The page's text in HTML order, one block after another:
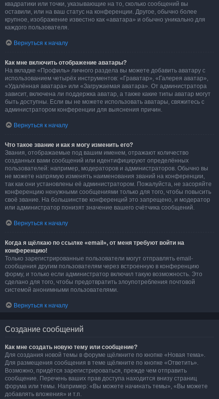
квадратики или точки, указывающие на то, сколько сообщений вы
оставили, или на ваш статус на конференции. Другое, обычно более
крупное, изображение известно как «аватара» и обычно уникально для
каждого пользователя.
Вернуться к началу
Как мне включить отображение аватары?
На вкладке «Профиль» личного раздела вы можете добавить аватару с
использованием четырёх инструментов: «Граватар», «Галерея аватар»,
«Удалённая аватара» или «Загружаемая аватара». От администратора
зависит, включена ли поддержка аватар, а также какие типы аватар могут
быть доступны. Если вы не можете использовать аватары, свяжитесь с
администратором конференции для выяснения причин.
Вернуться к началу
Что такое звание и как я могу изменить его?
Звания, отображаемые под вашим именем, отражают количество
созданных вами сообщений или идентифицируют определённых
пользователей: например, модераторов и администраторов. Обычно вы
не можете напрямую изменять наименования званий на конференции,
так как они установлены её администратором. Пожалуйста, не засоряйте
конференцию ненужными сообщениями только для того, чтобы повысить
своё звание. На большинстве конференций это запрещено, и модератор
или администратор понизят значение вашего счётчика сообщений.
Вернуться к началу
Когда я щёлкаю по ссылке «email», от меня требуют войти на
конференцию!
Только зарегистрированные пользователи могут отправлять email-
сообщения другим пользователям через встроенную в конференцию
форму, и только если администратор включил такую возможность. Это
сделано для того, чтобы предотвратить злоупотребления почтовой
системой анонимными пользователями.
Вернуться к началу
Создание сообщений
Как мне создать новую тему или сообщение?
Для создания новой темы в форуме щёлкните по кнопке «Новая тема».
Для размещения сообщения в теме щёлкните по кнопке «Ответить».
Возможно, придётся зарегистрироваться, прежде чем отправить
сообщение. Перечень ваших прав доступа находится внизу страниц
форума или темы. Например: «Вы можете начинать темы», «Вы можете
добавлять вложения» и т.п.